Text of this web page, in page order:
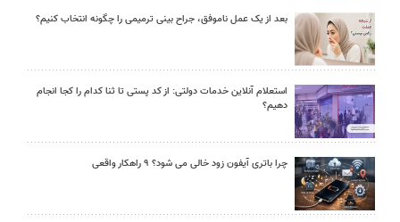
بعد از یک عمل ناموفق، جراح بینی ترمیمی را چگونه انتخاب کنیم؟
استعلام آنلاین خدمات دولتی: از کد پستی تا ثنا کدام را کجا انجام
دهیم؟
چرا باتری آیفون زود خالی می شود؟ ۹ راهکار واقعی